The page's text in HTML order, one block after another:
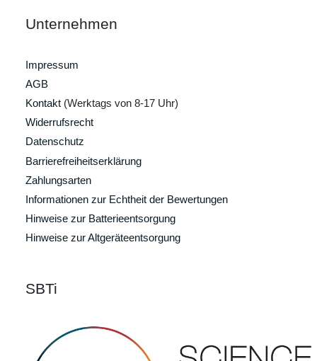
Unternehmen
Impressum
AGB
Kontakt (Werktags von 8-17 Uhr)
Widerrufsrecht
Datenschutz
Barrierefreiheitserklärung
Zahlungsarten
Informationen zur Echtheit der Bewertungen
Hinweise zur Batterieentsorgung
Hinweise zur Altgeräteentsorgung
SBTi